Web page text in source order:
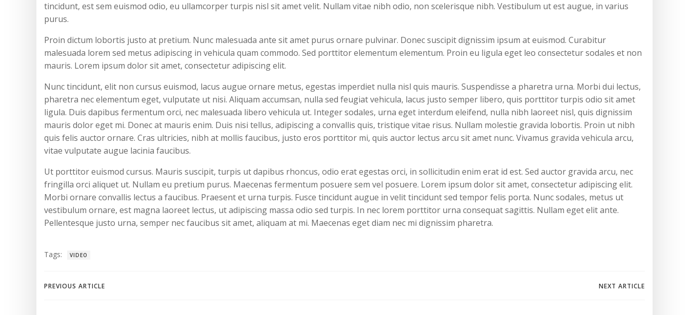
tincidunt, est sem euismod odio, eu ullamcorper turpis nisl sit amet velit. Nullam vitae nibh odio, non scelerisque nibh. Vestibulum ut est augue, in varius
purus.
Proin dictum lobortis justo at pretium. Nunc malesuada ante sit amet purus ornare pulvinar. Donec suscipit dignissim ipsum at euismod. Curabitur
malesuada lorem sed metus adipiscing in vehicula quam commodo. Sed porttitor elementum elementum. Proin eu ligula eget leo consectetur sodales et non
mauris. Lorem ipsum dolor sit amet, consectetur adipiscing elit.
Nunc tincidunt, elit non cursus euismod, lacus augue ornare metus, egestas imperdiet nulla nisl quis mauris. Suspendisse a pharetra urna. Morbi dui lectus,
pharetra nec elementum eget, vulputate ut nisi. Aliquam accumsan, nulla sed feugiat vehicula, lacus justo semper libero, quis porttitor turpis odio sit amet
ligula. Duis dapibus fermentum orci, nec malesuada libero vehicula ut. Integer sodales, urna eget interdum eleifend, nulla nibh laoreet nisl, quis dignissim
mauris dolor eget mi. Donec at mauris enim. Duis nisi tellus, adipiscing a convallis quis, tristique vitae risus. Nullam molestie gravida lobortis. Proin ut nibh
quis felis auctor ornare. Cras ultricies, nibh at mollis faucibus, justo eros porttitor mi, quis auctor lectus arcu sit amet nunc. Vivamus gravida vehicula arcu,
vitae vulputate augue lacinia faucibus.
Ut porttitor euismod cursus. Mauris suscipit, turpis ut dapibus rhoncus, odio erat egestas orci, in sollicitudin enim erat id est. Sed auctor gravida arcu, nec
fringilla orci aliquet ut. Nullam eu pretium purus. Maecenas fermentum posuere sem vel posuere. Lorem ipsum dolor sit amet, consectetur adipiscing elit.
Morbi ornare convallis lectus a faucibus. Praesent et urna turpis. Fusce tincidunt augue in velit tincidunt sed tempor felis porta. Nunc sodales, metus ut
vestibulum ornare, est magna laoreet lectus, ut adipiscing massa odio sed turpis. In nec lorem porttitor urna consequat sagittis. Nullam eget elit ante.
Pellentesque justo urna, semper nec faucibus sit amet, aliquam at mi. Maecenas eget diam nec mi dignissim pharetra.
Tags: VIDEO
Post
PREVIOUS ARTICLE NEXT ARTICLE